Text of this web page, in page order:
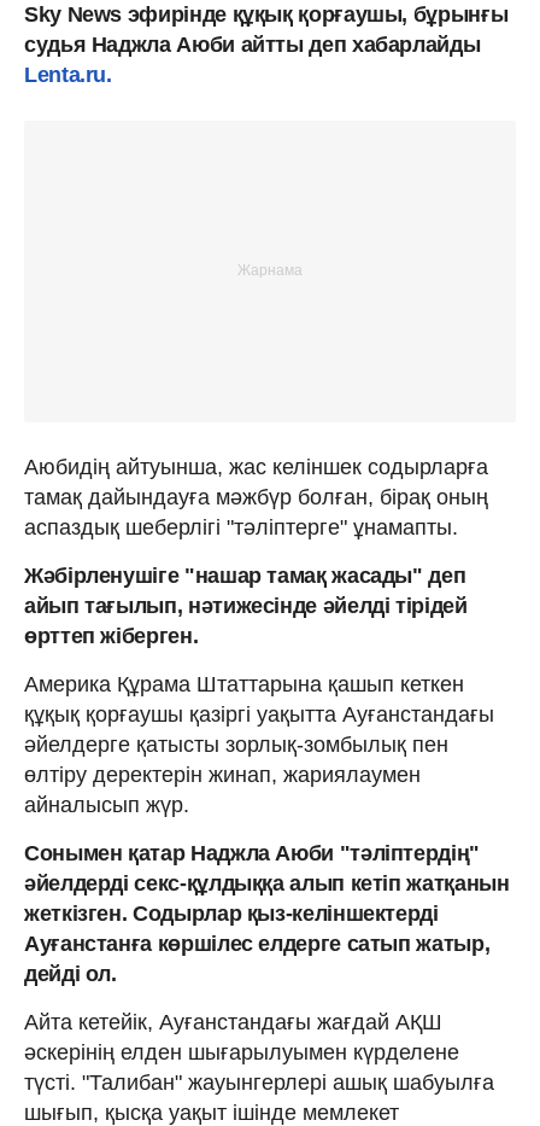
Sky News эфирінде құқық қорғаушы, бұрынғы
судья Наджла Аюби айтты деп хабарлайды
Lenta.ru.
Аюбидің айтуынша, жас келіншек содырларға
тамақ дайындауға мәжбүр болған, бірақ оның
аспаздық шеберлігі "тәліптерге" ұнамапты.
Жәбірленушіге "нашар тамақ жасады" деп
айып тағылып, нәтижесінде әйелді тірідей
өрттеп жіберген.
Америка Құрама Штаттарына қашып кеткен
құқық қорғаушы қазіргі уақытта Ауғанстандағы
әйелдерге қатысты зорлық-зомбылық пен
өлтіру деректерін жинап, жариялаумен
айналысып жүр.
Сонымен қатар Наджла Аюби "тәліптердің"
әйелдерді секс-құлдыққа алып кетіп жатқанын
жеткізген. Содырлар қыз-келіншектерді
Ауғанстанға көршілес елдерге сатып жатыр,
дейді ол.
Айта кетейік, Ауғанстандағы жағдай АҚШ
әскерінің елден шығарылуымен күрделене
түсті. "Талибан" жауынгерлері ашық шабуылға
шығып, қысқа уақыт ішінде мемлекет